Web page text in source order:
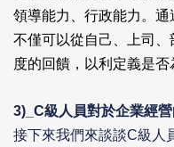
領導能力、行政能力。
不僅可以從自己、上司
度的回饋，以利定義是否
3)_C級人員對於企業經
接下來我們來談談C級人